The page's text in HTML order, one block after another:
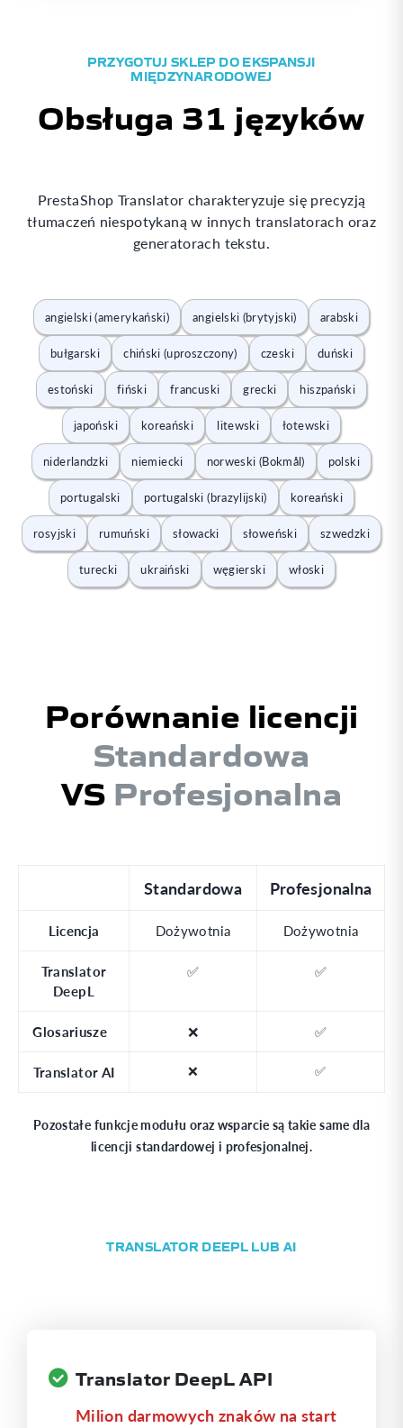
Obsługa 31 języków
PRZYGOTUJ SKLEP DO EKSPANSJI
MIĘDZYNARODOWEJ
PrestaShop Translator charakteryzuje się precyzją
tłumaczeń niespotykaną w innych translatorach oraz
generatorach tekstu.
angielski (amerykański) angielski (brytyjski) arabski
bułgarski chiński (uproszczony) czeski duński
estoński fiński francuski grecki hiszpański
japoński koreański litewski łotewski
niderlandzki niemiecki norweski (Bokmål) polski
portugalski portugalski (brazylijski) koreański
rosyjski rumuński słowacki słoweński szwedzki
turecki ukraiński węgierski włoski
Porównanie licencji
Standardowa
VS Profesjonalna
Standardowa Profesjonalna
Licencja Dożywotnia Dożywotnia
Translator
DeepL
✅ ✅
Glosariusze ❌ ✅
Translator AI ❌ ✅
Pozostałe funkcje modułu oraz wsparcie są takie same dla
licencji standardowej i profesjonalnej.
TRANSLATOR DEEPL LUB AI
Translator DeepL API
Milion darmowych znaków na start